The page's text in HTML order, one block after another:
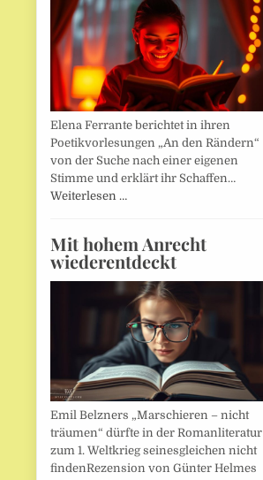
Elena Ferrante berichtet in ihren
Poetikvorlesungen „An den Rändern“
von der Suche nach einer eigenen
Stimme und erklärt ihr Schaffen…
Weiterlesen …
Mit hohem Anrecht
wiederentdeckt
Emil Belzners „Marschieren – nicht
träumen“ dürfte in der Romanliteratur
zum 1. Weltkrieg seinesgleichen nicht
findenRezension von Günter Helmes